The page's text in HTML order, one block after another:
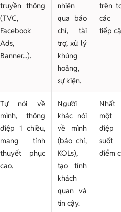
truyền thông
(TVC,
Facebook
Ads,
Banner...).
nhiên
qua báo
chí, tài
trợ, xử lý
khủng
hoảng,
sự kiện.
trên
các
tiếp
Tự nói về
mình, thông
điệp 1 chiều,
mang tính
thuyết phục
cao.
Người
khác nói
về mình
(báo chí,
KOLs),
tạo tính
khách
quan và
tin cậy.
Nhất
một
điệp
điểm